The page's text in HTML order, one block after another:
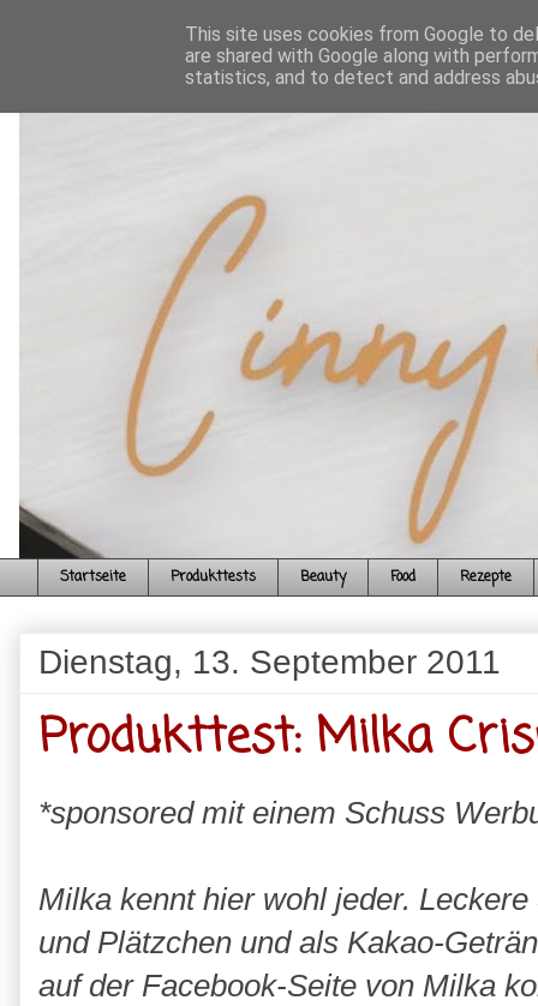
Startseite Produkttests Beauty Food Rezepte
Dienstag, 13. September 2011
Produkttest: Milka
*sponsored mit einem Schuss
Milka kennt hier wohl jeder.
und Plätzchen und als Kakao-
auf der Facebook-Seite von Milka
This site uses cookies from Google to
are shared with Google along with
statistics, and to detect and address